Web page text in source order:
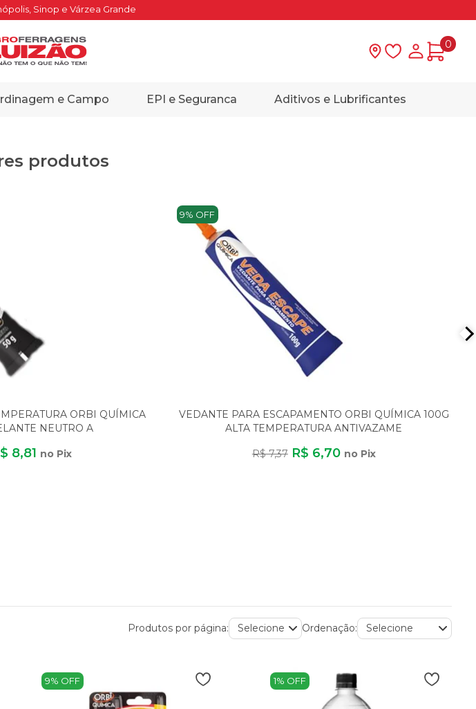
Sinop e Várzea Grande
Lista deMinha
0
e Campo EPI e Seguranca Aditivos e Lubrificantes
produtos
ORBI QUÍMICA
NEUTRO A
8,81 no Pix
9% OFF
VEDANTE PARA ESCAPAMENTO ORBI QUÍMICA 100G
ALTA TEMPERATURA ANTIVAZAME
R$ 7,37 R$ 6,70 no Pix
Produtos por página: Ordenação:
9% OFF 1% OFF